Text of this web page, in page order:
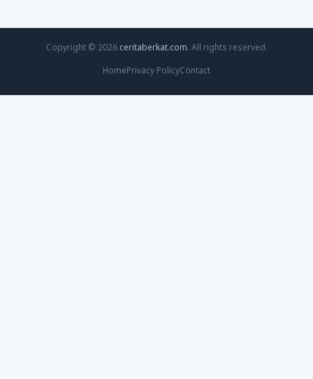
Copyright © 2026 ceritaberkat.com. All rights reserved.
HomePrivacy PolicyContact